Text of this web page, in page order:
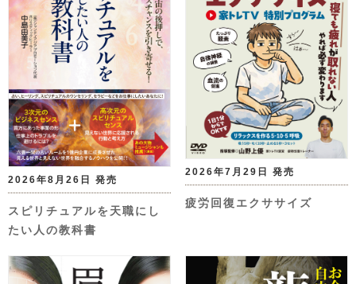
2026年8月26日 発売
スピリチュアルを天職にし
たい人の教科書
2026年7月29日 発売
疲労回復エクササイズ